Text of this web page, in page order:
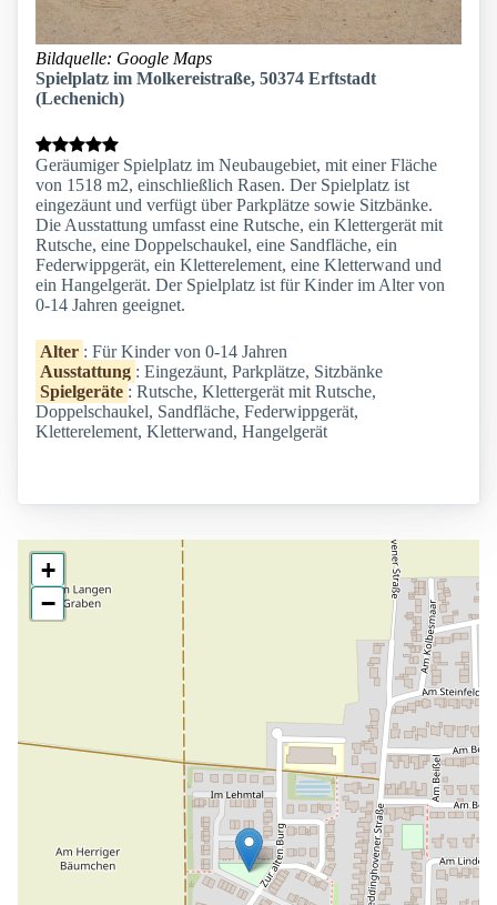
Bildquelle: Google Maps
Spielplatz im Molkereistraße, 50374 Erftstadt
(Lechenich)
Geräumiger Spielplatz im Neubaugebiet, mit einer Fläche
von 1518 m2, einschließlich Rasen. Der Spielplatz ist
eingezäunt und verfügt über Parkplätze sowie Sitzbänke.
Die Ausstattung umfasst eine Rutsche, ein Klettergerät mit
Rutsche, eine Doppelschaukel, eine Sandfläche, ein
Federwippgerät, ein Kletterelement, eine Kletterwand und
ein Hangelgerät. Der Spielplatz ist für Kinder im Alter von
0-14 Jahren geeignet.
Alter : Für Kinder von 0-14 Jahren
Ausstattung : Eingezäunt, Parkplätze, Sitzbänke
Spielgeräte : Rutsche, Klettergerät mit Rutsche,
Doppelschaukel, Sandfläche, Federwippgerät,
Kletterelement, Kletterwand, Hangelgerät
+
−